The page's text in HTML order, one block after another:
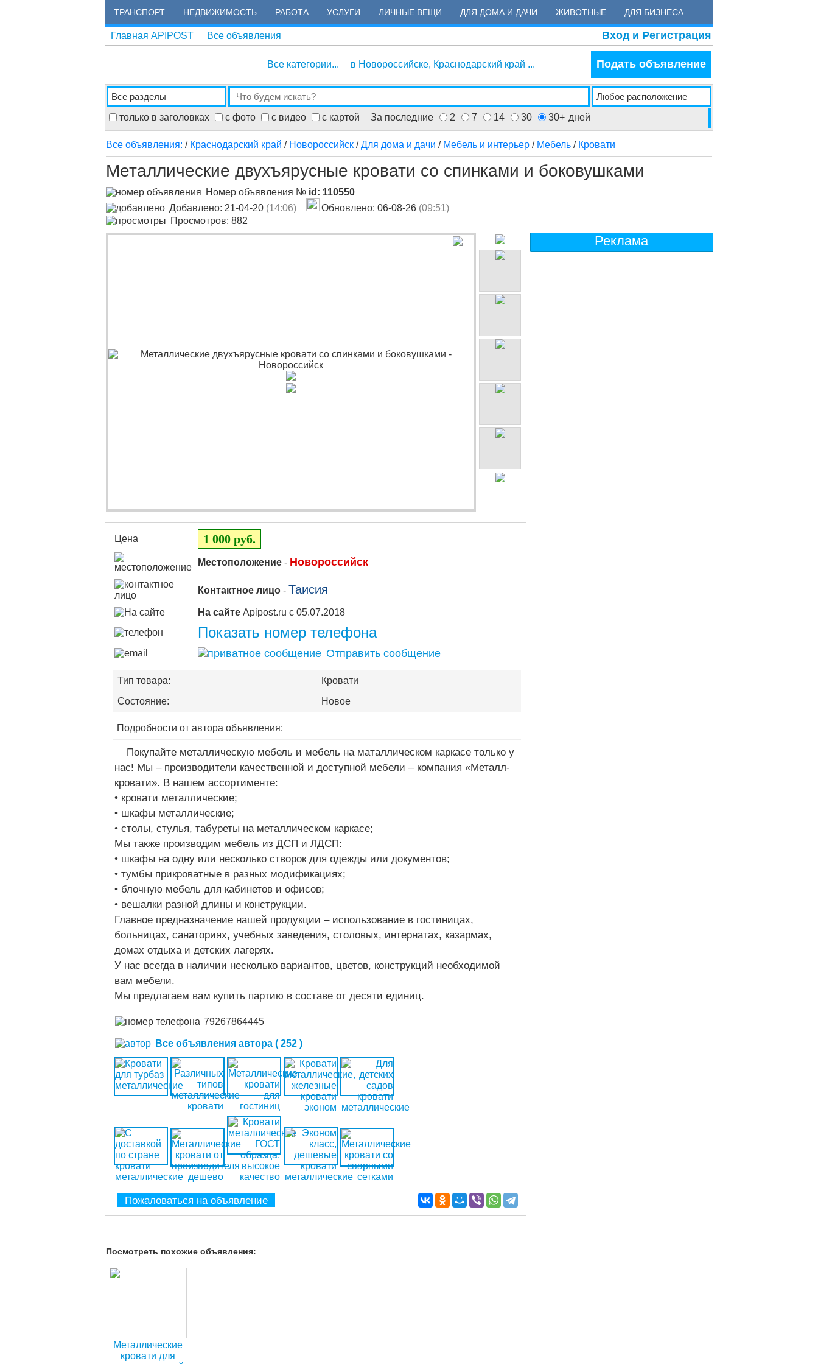
ТРАНСПОРТ НЕДВИЖИМОСТЬ РАБОТА УСЛУГИ ЛИЧНЫЕ ВЕЩИ ДЛЯ ДОМА И ДАЧИ ЖИВОТНЫЕ ДЛЯ БИЗНЕСА
Главная APIPOST Все объявления Вход и Регистрация
Все категории... в Новороссийске, Краснодарский край ... Подать объявление
только в заголовках с фото с видео с картой За последние 2 7 14 30 30+ дней
Все объявления: / Краснодарский край / Новороссийск /Для дома и дачи / Мебель и интерьер / Мебель / Кровати
Металлические двухъярусные кровати со спинками и боковушками
Номер объявления № id: 110550
Добавлено: 21-04-20 (14:06) Обновлено: 06-08-26 (09:51)
Просмотров: 882
Цена 1 000 руб.
Местоположение - Новороссийск
Контактное лицо - Таисия
На сайте Apipost.ru с 05.07.2018
Показать номер телефона
Отправить сообщение
Тип товара:
Кровати
Состояние:
Новое
Подробности от автора объявления:
Покупайте металлическую мебель и мебель на маталлическом каркасе только у
нас! Мы – производители качественной и доступной мебели – компания «Металл-
кровати». В нашем ассортименте:
• кровати металлические;
• шкафы металлические;
• столы, стулья, табуреты на металлическом каркасе;
Мы также производим мебель из ДСП и ЛДСП:
• шкафы на одну или несколько створок для одежды или документов;
• тумбы прикроватные в разных модификациях;
• блочную мебель для кабинетов и офисов;
• вешалки разной длины и конструкции.
Главное предназначение нашей продукции – использование в гостиницах,
больницах, санаториях, учебных заведения, столовых, интернатах, казармах,
домах отдыха и детских лагерях.
У нас всегда в наличии несколько вариантов, цветов, конструкций необходимой
вам мебели.
Мы предлагаем вам купить партию в составе от десяти единиц.
79267864445
Все объявления автора ( 252 )
Пожаловаться на объявление
Посмотреть похожие объявления:
Металлические
кровати для
Реклама